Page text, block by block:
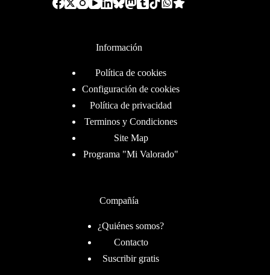
Información
Política de cookies
Configuración de cookies
Política de privacidad
Terminos y Condiciones
Site Map
Programa "Mi Valorado"
Compañía
¿Quiénes somos?
Contacto
Suscribir gratis